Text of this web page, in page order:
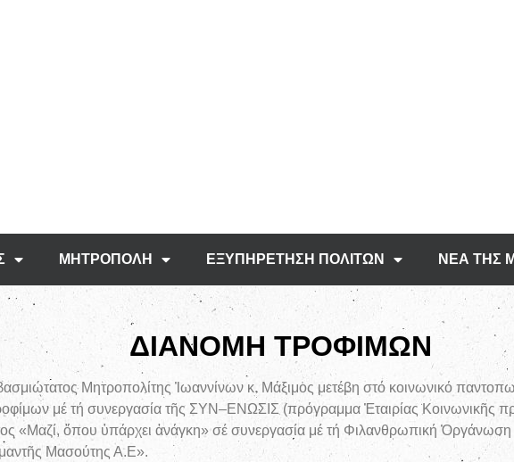
ΜΗΤΡΟΠΟΛΗ ΕΞΥΠΗΡΕΤΗΣΗ ΠΟΛΙΤΩΝ ΝΕΑ ΤΗΣ
ΔΙΑΝΟΜΗ ΤΡΟΦΙΜΩΝ
Μητροπολίτης Ἰωαννίνων κ. Μάξιμος μετέβη στό κοινωνικό
μέ τή συνεργασία τῆς ΣΥΝ–ΕΝΩΣΙΣ (πρόγραμμα Ἐταιρίας Κοινωνικῆς
«Μαζί, ὅπου ὑπάρχει ἀνάγκη» σέ συνεργασία μέ τή Φιλανθρωπική
Μασούτης Α.Ε».